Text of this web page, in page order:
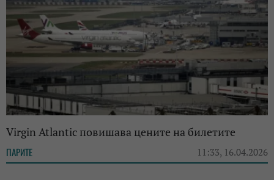
Virgin Atlantic повишава цените на билетите
ПАРИТЕ 11:33, 16.04.2026